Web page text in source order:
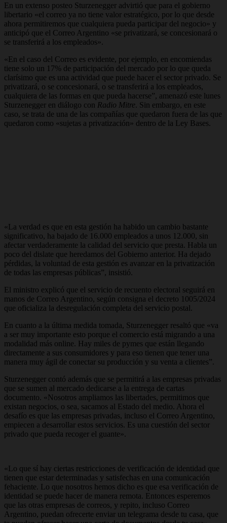
En un extenso posteo Sturzenegger advirtió que para el gobierno
libertario «el correo ya no tiene valor estratégico, por lo que desde
ahora permitiremos que cualquiera pueda participar del negocio» y
anticipó que el Correo Argentino «se privatizará, se concesionará o
se transferirá a los empleados».
«En el caso del Correo es evidente, por ejemplo, en encomiendas
tiene solo un 17% de participación del mercado por lo que queda
clarísimo que es una actividad que puede hacer el sector privado. Se
privatizará, o se concesionará, o se transferirá a los empleados,
cualquiera de las formas en que pueda hacerse”, amenazó este lunes
Sturzenegger en diálogo con Radio Mitre. Sin embargo, en este
caso, se trata de una de las compañías que quedaron fuera de las que
quedaron como «sujetas a privatización» dentro de la Ley Bases.
«La verdad es que en esta gestión ha habido un cambio bastante
significativo, ha bajado de 16.000 empleados a unos 12.000, sin
afectar verdaderamente la calidad del servicio que presta. Habla un
poco del dislate que heredamos del Gobierno anterior. Ha dejado
pérdidas, la voluntad de esta gestión es avanzar en la privatización
de todas las empresas públicas”, insistió.
El ministro explicó que el servicio de recuento electoral seguirá en
manos de Correo Argentino, según consigna el decreto 1005/2024
que oficializa la desregulación completa del servicio postal.
En cuanto a la última medida tomada, Sturzenegger resaltó que «va
a ser muy importante esto porque el comercio está migrando a una
modalidad más online. Hay miles de pymes que están llegando
directamente a sus consumidores y para eso tienen que tener una
manera muy ágil de conectar su producción y su venta a clientes”.
Sturzenegger contó además que se permitirá a las empresas privadas
que se sumen al mercado dedicarse a la entrega de cartas
documento. «Nosotros ampliamos las libertades, permitimos que
existan negocios, o sea, sacamos al Estado del medio. Ahora el
desafío es que las empresas privadas, incluso el Correo Argentino,
empiecen a desarrollar estos servicios. Es una cuestión del sector
privado que pueda recoger el guante».
«Lo que sí hay ciertas restricciones de verificación de identidad que
tienen que estar determinadas y satisfechas en una comunicación
fehaciente. Lo que nosotros hemos dicho es que esa verificación de
identidad se puede hacer de manera remota. Entonces esperemos
que las otras empresas de correos, y repito, incluso Correo
Argentino, puedan ofrecerte enviar un telegrama desde tu casa, que